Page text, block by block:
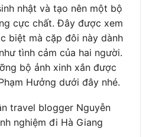
nhật và tạo nên một bộ
cực chất. Đây được xem
biệt mà cặp đôi này dành
tình cảm của hai người.
bộ ảnh xinh xắn được
Hưởng dưới đây nhé.
travel blogger Nguyễn
nghiệm đi Hà Giang